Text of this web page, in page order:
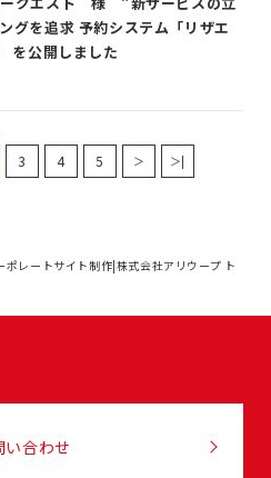
グを追求 予約システム「リザエ
を公開しました
3 4 5 ＞ ＞|
ポレートサイト制作|株式会社アリウープ ト
い合わせ